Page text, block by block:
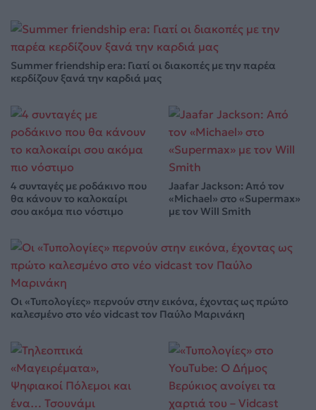
Summer friendship era: Γιατί οι διακοπές με την παρέα
κερδίζουν ξανά την καρδιά μας
4 συνταγές με ροδάκινο που
θα κάνουν το καλοκαίρι
σου ακόμα πιο νόστιμο
Jaafar Jackson: Από τον
«Michael» στο «Supermax»
με τον Will Smith
Οι «Τυπολογίες» περνούν στην εικόνα, έχοντας ως πρώτο
καλεσμένο στο νέο vidcast τον Παύλο Μαρινάκη